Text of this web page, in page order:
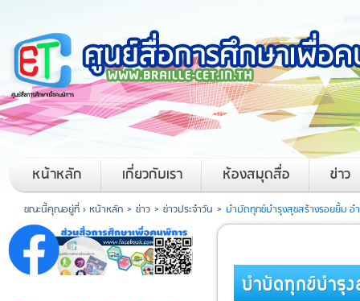
หน้าหลัก เกี่ยวกับเรา ห้องสมุดสื่อ ข่าว
ขณะนี้คุณอยู่ที่ › หน้าหลัก > ข่าว > ข่าวประจำวัน > บำบัดทุกข์บำรุงสุขสร้างรอยยิ้ม อ
บำบัดทุกข์บำรุ